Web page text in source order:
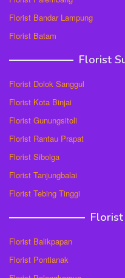
Florist Bandar Lampung
Florist Batam
Florist
Florist Dolok Sanggul
Florist Kota Binjai
Florist Gunungsitoli
Florist Rantau Prapat
Florist Sibolga
Florist Tanjungbalai
Florist Tebing Tinggi
Florist
Florist Balikpapan
Florist Pontianak